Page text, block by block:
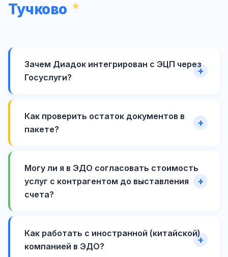
Тучково
Зачем Диадок интегрирован с ЭЦП через
Госуслуги?
Как проверить остаток документов в
пакете?
Могу ли я в ЭДО согласовать стоимость
услуг с контрагентом до выставления
счета?
Как работать с иностранной (китайской)
компанией в ЭДО?